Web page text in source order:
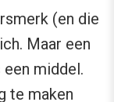
(en die
Maar een
middel.
te maken